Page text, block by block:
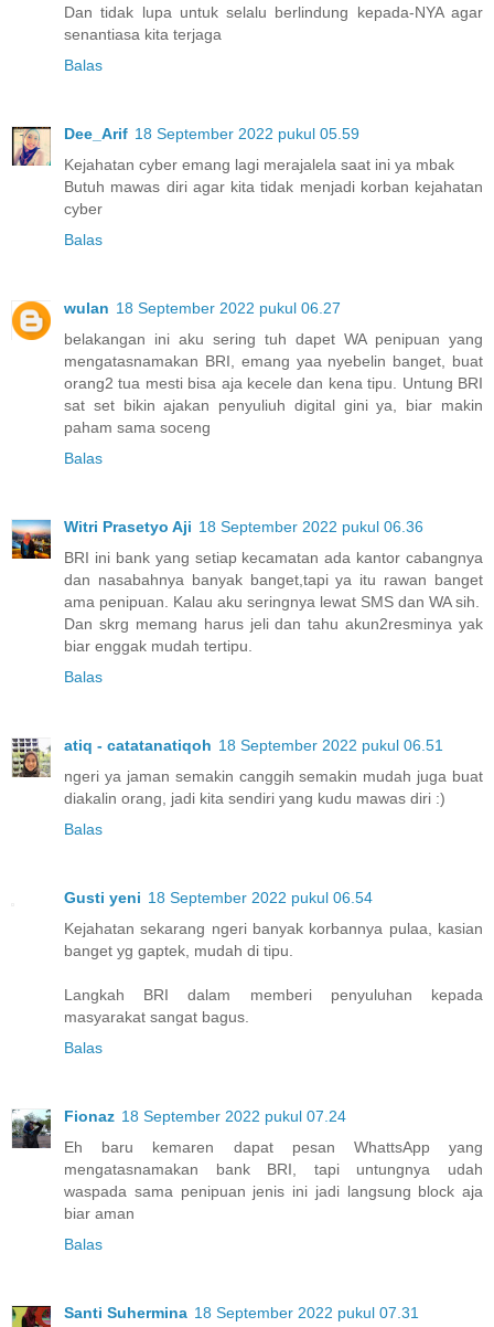
Dan tidak lupa untuk selalu berlindung kepada-NYA agar
senantiasa kita terjaga
Balas
Dee_Arif 18 September 2022 pukul 05.59
Kejahatan cyber emang lagi merajalela saat ini ya mbak
Butuh mawas diri agar kita tidak menjadi korban kejahatan
cyber
Balas
wulan 18 September 2022 pukul 06.27
belakangan ini aku sering tuh dapet WA penipuan yang
mengatasnamakan BRI, emang yaa nyebelin banget, buat
orang2 tua mesti bisa aja kecele dan kena tipu. Untung BRI
sat set bikin ajakan penyuliuh digital gini ya, biar makin
paham sama soceng
Balas
Witri Prasetyo Aji 18 September 2022 pukul 06.36
BRI ini bank yang setiap kecamatan ada kantor cabangnya
dan nasabahnya banyak banget,tapi ya itu rawan banget
ama penipuan. Kalau aku seringnya lewat SMS dan WA sih.
Dan skrg memang harus jeli dan tahu akun2resminya yak
biar enggak mudah tertipu.
Balas
atiq - catatanatiqoh 18 September 2022 pukul 06.51
ngeri ya jaman semakin canggih semakin mudah juga buat
diakalin orang, jadi kita sendiri yang kudu mawas diri :)
Balas
Gusti yeni 18 September 2022 pukul 06.54
Kejahatan sekarang ngeri banyak korbannya pulaa, kasian
banget yg gaptek, mudah di tipu.
Langkah BRI dalam memberi penyuluhan kepada
masyarakat sangat bagus.
Balas
Fionaz 18 September 2022 pukul 07.24
Eh baru kemaren dapat pesan WhattsApp yang
mengatasnamakan bank BRI, tapi untungnya udah
waspada sama penipuan jenis ini jadi langsung block aja
biar aman
Balas
Santi Suhermina 18 September 2022 pukul 07.31